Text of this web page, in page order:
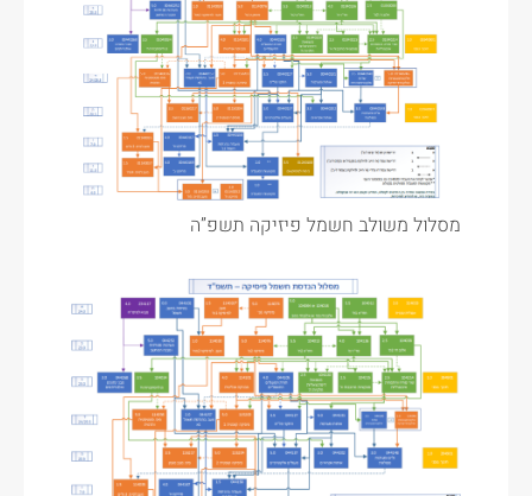
מסלול משולב חשמל פיזיקה תשפ”ה